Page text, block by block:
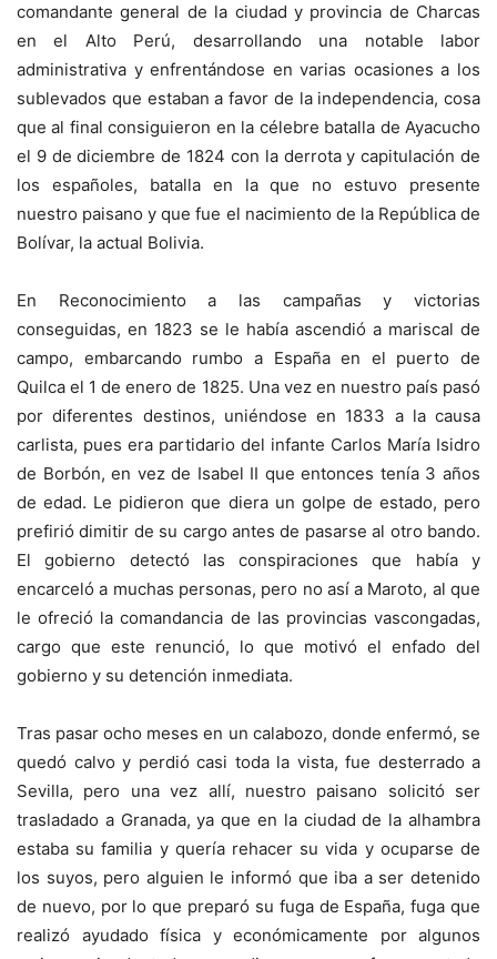
comandante general de la ciudad y provincia de Charcas
en el Alto Perú, desarrollando una notable labor
administrativa y enfrentándose en varias ocasiones a los
sublevados que estaban a favor de la independencia, cosa
que al final consiguieron en la célebre batalla de Ayacucho
el 9 de diciembre de 1824 con la derrota y capitulación de
los españoles, batalla en la que no estuvo presente
nuestro paisano y que fue el nacimiento de la República de
Bolívar, la actual Bolivia.
En Reconocimiento a las campañas y victorias
conseguidas, en 1823 se le había ascendió a mariscal de
campo, embarcando rumbo a España en el puerto de
Quilca el 1 de enero de 1825. Una vez en nuestro país pasó
por diferentes destinos, uniéndose en 1833 a la causa
carlista, pues era partidario del infante Carlos María Isidro
de Borbón, en vez de Isabel II que entonces tenía 3 años
de edad. Le pidieron que diera un golpe de estado, pero
prefirió dimitir de su cargo antes de pasarse al otro bando.
El gobierno detectó las conspiraciones que había y
encarceló a muchas personas, pero no así a Maroto, al que
le ofreció la comandancia de las provincias vascongadas,
cargo que este renunció, lo que motivó el enfado del
gobierno y su detención inmediata.
Tras pasar ocho meses en un calabozo, donde enfermó, se
quedó calvo y perdió casi toda la vista, fue desterrado a
Sevilla, pero una vez allí, nuestro paisano solicitó ser
trasladado a Granada, ya que en la ciudad de la alhambra
estaba su familia y quería rehacer su vida y ocuparse de
los suyos, pero alguien le informó que iba a ser detenido
de nuevo, por lo que preparó su fuga de España, fuga que
realizó ayudado física y económicamente por algunos